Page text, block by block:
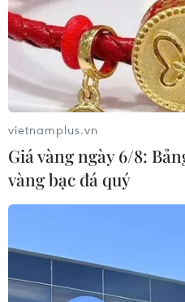
vietnamplus.vn
Giá vàng ngày 6/8:
vàng bạc đá quý